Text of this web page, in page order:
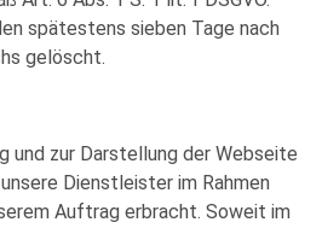
spätestens sieben Tage nach
gelöscht.
und zur Darstellung der Webseite
Dienstleister im Rahmen
Auftrag erbracht. Soweit im